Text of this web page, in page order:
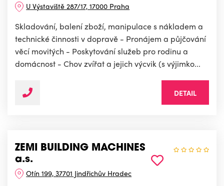
U Výstaviště 287/17, 17000 Praha
Skladování, balení zboží, manipulace s nákladem a
technické činnosti v dopravě - Pronájem a půjčování
věcí movitých - Poskytování služeb pro rodinu a
domácnost - Chov zvířat a jejich výcvik (s výjimko...
DETAIL
ZEMI BUILDING MACHINES
a.s.
Otín 199, 37701 Jindřichův Hradec